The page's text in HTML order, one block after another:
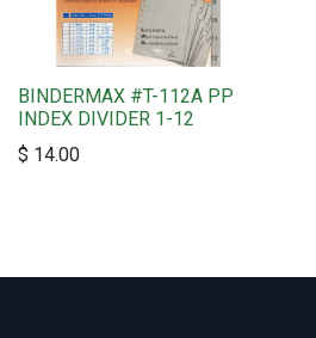
BINDERMAX #T-112A PP
INDEX DIVIDER 1-12
$ 14.00